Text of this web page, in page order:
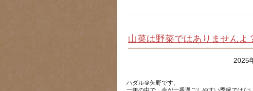
山菜は野菜ではありませんよ
2025
ハダル＠矢野です。